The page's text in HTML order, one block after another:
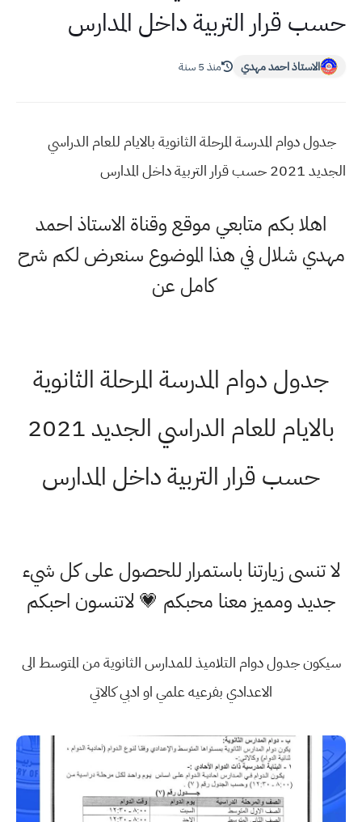
حسب قرار التربية داخل المدارس
الاستاذ احمد مهدي منذ 5 سنة
جدول دوام المدرسة المرحلة الثانوية بالايام للعام الدراسي
الجديد 2021 حسب قرار التربية داخل المدارس
اهلا بكم متابعي موقع وقناة الاستاذ احمد
مهدي شلال في هذا الموضوع سنعرض لكم شرح
كامل عن
جدول دوام المدرسة المرحلة الثانوية
بالايام للعام الدراسي الجديد 2021
حسب قرار التربية داخل المدارس
لا تنسى زيارتنا باستمرار للحصول على كل شيء
جديد ومميز معنا محبكم 💗 لاتنسون احبكم
سيكون جدول دوام التلاميذ للمدارس الثانوية من المتوسط الى
الاعدادي بفرعيه علمي او ادبي كالاتي